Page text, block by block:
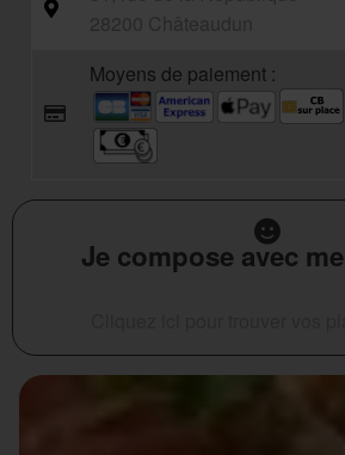
Moyens de paiement :
Je compose avec